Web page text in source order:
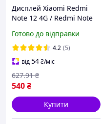
Дисплей Xiaomi Redmi
Note 12 4G / Redmi Note
Екран з сенсором
(модуль) Incell
Готово до відправки
4.2 (5)
від54₴/міс
540₴
627.91 ₴
Купити